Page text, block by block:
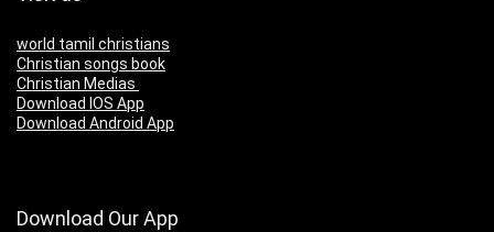
world tamil christians
Christian songs book
Christian Medias
Download IOS App
Download Android App
Download Our App